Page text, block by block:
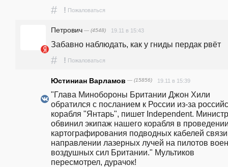
# ! Пожаловаться
Петрович — (4548) 19.11 в 15:43
Забавно наблюдать, как у гниды пердак рвёт
# ! Пожаловаться
Юстиниан Варламов — (15856) 19.11 в 15:39
"Глава Минобороны Британии Джон Хили
обратился с посланием к России из-за
корабля "Янтарь", пишет Independent. Министр
обвинил экипаж нашего корабля в
картографирования подводных кабелей
направлении лазерных лучей на пилотов
воздушных сил Британии." Мультиков
пересмотрел, дурачок!